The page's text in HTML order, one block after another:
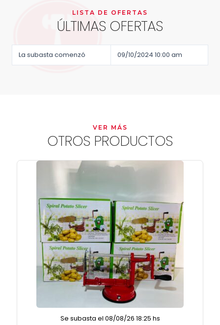
LISTA DE OFERTAS
ÚLTIMAS OFERTAS
La subasta comenzó 09/10/2024 10:00 am
VER MÁS
OTROS PRODUCTOS
Se subasta el 08/08/26 18:25 hs